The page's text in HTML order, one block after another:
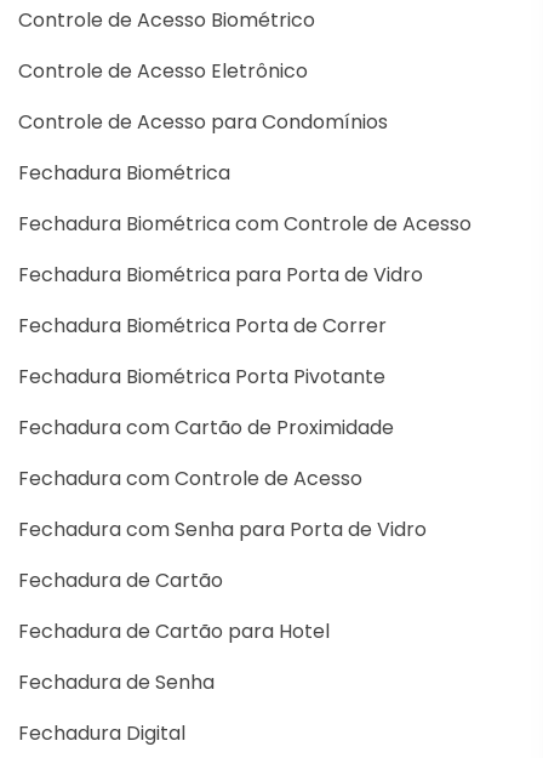
Controle de Acesso Biométrico
Controle de Acesso Eletrônico
Controle de Acesso para Condomínios
Fechadura Biométrica
Fechadura Biométrica com Controle de Acesso
Fechadura Biométrica para Porta de Vidro
Fechadura Biométrica Porta de Correr
Fechadura Biométrica Porta Pivotante
Fechadura com Cartão de Proximidade
Fechadura com Controle de Acesso
Fechadura com Senha para Porta de Vidro
Fechadura de Cartão
Fechadura de Cartão para Hotel
Fechadura de Senha
Fechadura Digital